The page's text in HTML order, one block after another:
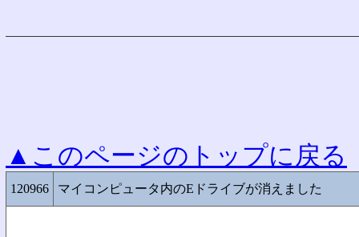
▲このページのトップに戻る
120966 マイコンピュータ内のEドライブが消えました